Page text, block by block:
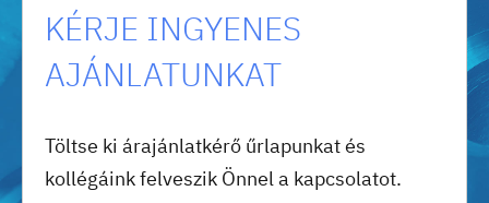
KÉRJE INGYENES
AJÁNLATUNKAT
Töltse ki árajánlatkérő űrlapunkat és
kollégáink felveszik Önnel a kapcsolatot.